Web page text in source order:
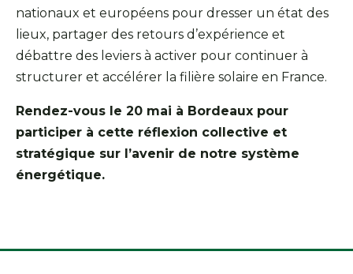
nationaux et européens pour dresser un état des
lieux, partager des retours d’expérience et
débattre des leviers à activer pour continuer à
structurer et accélérer la filière solaire en France.
Rendez-vous le 20 mai à Bordeaux pour
participer à cette réflexion collective et
stratégique sur l’avenir de notre système
énergétique.